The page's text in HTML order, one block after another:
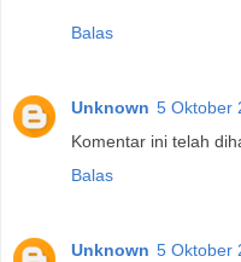
Balas
Unknown 5 Oktober
Komentar ini telah
Balas
Unknown 5 Oktober